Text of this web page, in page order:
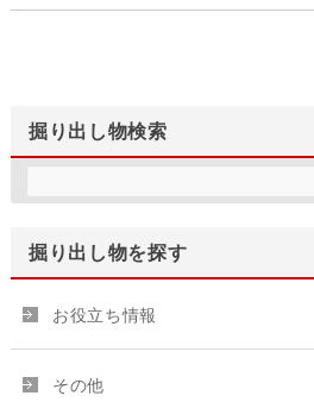
掘り出し物検索
掘り出し物を探す
お役立ち情報
その他